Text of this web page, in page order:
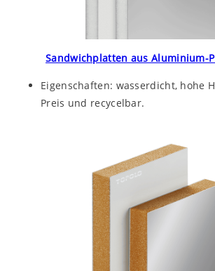
Sandwichplatten aus Aluminium-
Eigenschaften: wasserdicht, hohe
Preis und recycelbar.